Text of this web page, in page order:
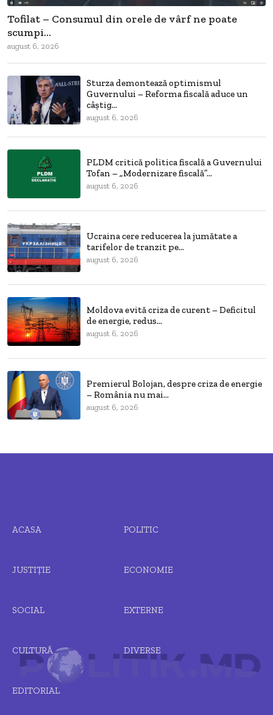
Tofilat – Consumul din orele de vârf ne poate
scumpi...
august 6, 2026
Sturza demontează optimismul
Guvernului – Reforma fiscală aduce un
câștig...
august 6, 2026
PLDM critică politica fiscală a Guvernului
Tofan – „Modernizare fiscală”...
august 6, 2026
Ucraina cere reducerea la jumătate a
tarifelor de tranzit pe...
august 6, 2026
Moldova evită criza de curent – Deficitul
de energie, redus...
august 6, 2026
Premierul Bolojan, despre criza de energie
– România nu mai...
august 6, 2026
ACASA POLITIC
JUSTIȚIE ECONOMIE
SOCIAL EXTERNE
CULTURĂ DIVERSE
EDITORIAL